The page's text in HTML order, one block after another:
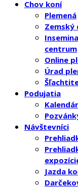
Chov koní
Plemená
Zemský
centrum
Online
Úrad
Podujatia
Návštevníci
Jazda